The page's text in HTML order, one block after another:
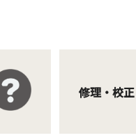
修理・校正